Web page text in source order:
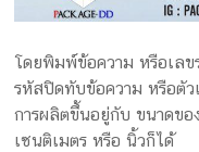
โดยพิมพ์ข้อความ หรือเล
รหัสปิดทับข้อความ หรือตัว
การผลิตขึ้นอยู่กับ ขนาดข
เซนติเมตร หรือ นิ้วก็ได้